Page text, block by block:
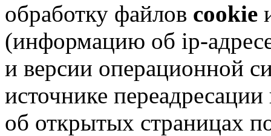
обработку файлов cookie
(информацию об ip-
и версии операционной
источнике переадресации
об открытых страницах